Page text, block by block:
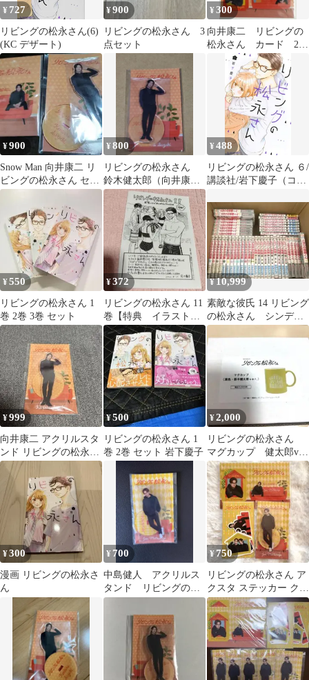
¥ 727
リビングの松永さん(6)
(KC デザート)
¥900
リビングの松永さん 3
点セット
¥300
向井康二 リビングの
松永さん カード 2枚
セット
¥900
Snow Man 向井康二 リ
ビングの松永さん セッ
ト
¥800
リビングの松永さん
鈴木健太郎（向井康
二）
¥488
リビングの松永さん ６/
講談社/岩下慶子（コミ
¥550
リビングの松永さん 1
巻 2巻 3巻 セット
¥372
リビングの松永さん 11
巻【特典 イラストペ
ーパーのみ】
¥10,999
素敵な彼氏 14 リビング
の松永さん シンデレ
ラクロゼット となり
の怪物くん 他
¥999
向井康二 アクリルスタ
ンド リビングの松永さ
ん 鈴木健太郎
¥500
リビングの松永さん 1
巻 2巻 セット 岩下慶子
¥2,000
リビングの松永さん
マグカップ 健太郎ver.
向井康二
¥300
漫画 リビングの松永さ
ん
¥ 700
中島健人 アクリルス
タンド リビングの松
永さん
¥750
リビングの松永さん ア
クスタ ステッカー クリ
アカード